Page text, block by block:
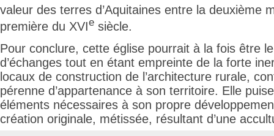
valeur des terres d’Aquitaines entre la deuxième
première du XVIe siècle.
Pour conclure, cette église pourrait à la fois être
d’échanges tout en étant empreinte de la forte
locaux de construction de l’architecture rurale,
pérenne d’appartenance à son territoire. Elle
éléments nécessaires à son propre
création originale, métissée, résultant d’une